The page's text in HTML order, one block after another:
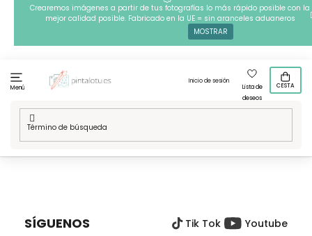
contenido
Crearemos imágenes a partir de tus fotografías lo más rápido posible con la
mejor calidad posible. Fabricado en la UE = sin aranceles aduaneros
MOSTRAR
Menú
Inicio de sesión
Lista de
deseos
CESTA
Inicio
Técnicas / Pintura por números
Aficiones / Deportes
SÍGUENOS Tik Tok Youtube